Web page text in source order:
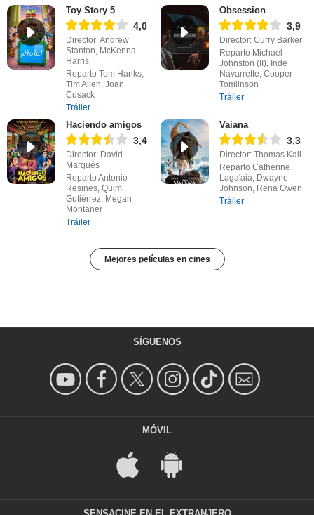
Toy Story 5
4,0
Director: Andrew
Stanton, McKenna
Harris
Reparto Tom Hanks,
Tim Allen, Joan
Cusack
Tráiler
Obsession
3,9
Director: Curry Barker
Reparto Michael
Johnston (II), Inde
Navarrette, Cooper
Tomlinson
Tráiler
Haciendo amigos
3,4
Director: David
Marqués
Reparto Antonio
Resines, Quim
Gutiérrez, Megan
Montaner
Tráiler
Vaiana
3,3
Director: Thomas Kail
Reparto Catherine
Laga'aia, Dwayne
Johnson, Rena Owen
Tráiler
Mejores películas en cines
SÍGUENOS
MÓVIL